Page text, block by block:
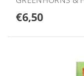
€6,50